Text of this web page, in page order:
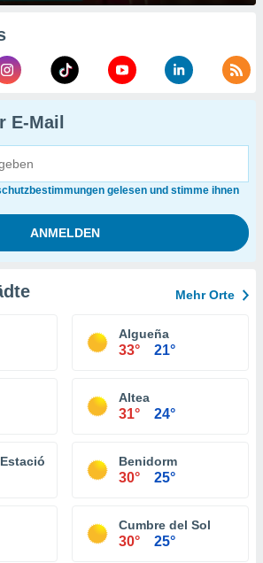
E-Mail
gelesen und stimme ihnen
Mehr Orte
Algueña
33° 21°
Altea
31° 24°
de CrevillenteBenidorm
30° 25°
Cumbre del Sol
30° 25°